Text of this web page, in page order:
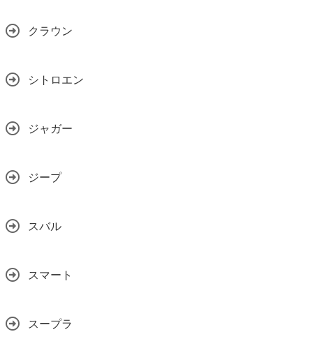
クラウン
シトロエン
ジャガー
ジープ
スバル
スマート
スープラ